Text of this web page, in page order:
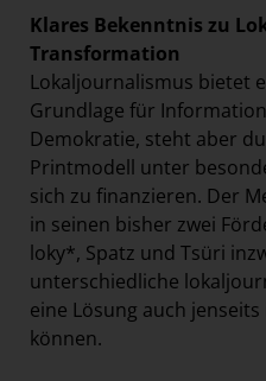
Klares Bekenntnis zu
Transformation
Lokaljournalismus bietet
Grundlage für
Demokratie, steht aber
Printmodell unter
sich zu finanzieren. Der
in seinen bisher zwei
loky*, Spatz und Tsüri
unterschiedliche
eine Lösung auch
können.